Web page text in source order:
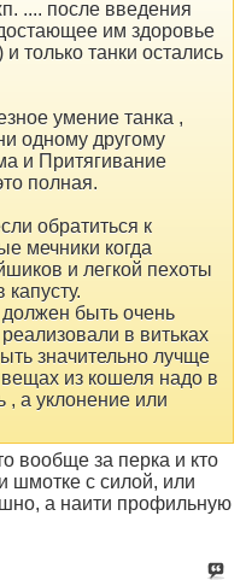
.... после введения
им здоровье
только танки остались
умение танка ,
одному другому
и Притягивание
полная.
обратиться к
мечники когда
и легкой пехоты
быть очень
в витьках
значительно лучще
из кошеля надо в
, а уклонение или
вообще за перка и кто
шмотке с силой, или
а наити профильную